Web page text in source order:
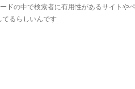
ドの中で検索者に有用性があるサイトや
てるらしいんです